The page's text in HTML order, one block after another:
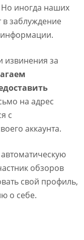
иногда наших
в заблуждение
информации.
извинения за
на адрес
с
аккаунта.
обзоров
свой профиль,
о себе.